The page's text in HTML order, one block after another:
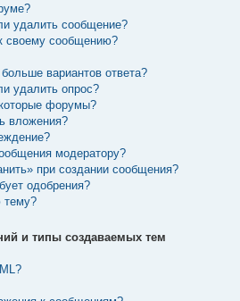
удалить сообщение?
своему сообщению?
вариантов ответа?
удалить опрос?
форумы?
вложения?
модератору?
при создании сообщения?
одобрения?
тему?
и типы создаваемых тем